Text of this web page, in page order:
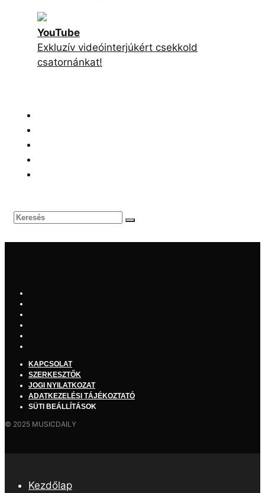
YouTube
Exkluzív videóinterjúkért csekkold
csatornánkat!
KAPCSOLAT
SZERKESZTŐK
JOGI NYILATKOZAT
ADATKEZELÉSI TÁJÉKOZTATÓ
SÜTI BEÁLLÍTÁSOK
© 2025 MUSICDAILY
Kezdőlap